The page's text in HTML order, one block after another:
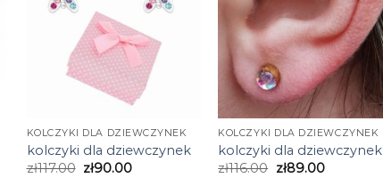
KOLCZYKI DLA DZIEWCZYNEK
kolczyki dla dziewczynek
zł117.00 zł90.00
KOLCZYKI DLA DZIEWCZYNEK
kolczyki dla dziewczynek
zł116.00 zł89.00